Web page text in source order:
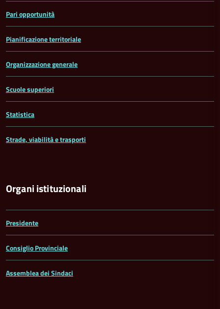
Pari opportunità
Pianificazione territoriale
Organizzazione generale
Scuole superiori
Statistica
Strade, viabilità e trasporti
Organi istituzionali
Presidente
Consiglio Provinciale
Assemblea dei Sindaci